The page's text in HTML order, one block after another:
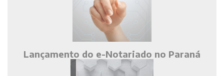
Lançamento do e-Notariado no Paraná